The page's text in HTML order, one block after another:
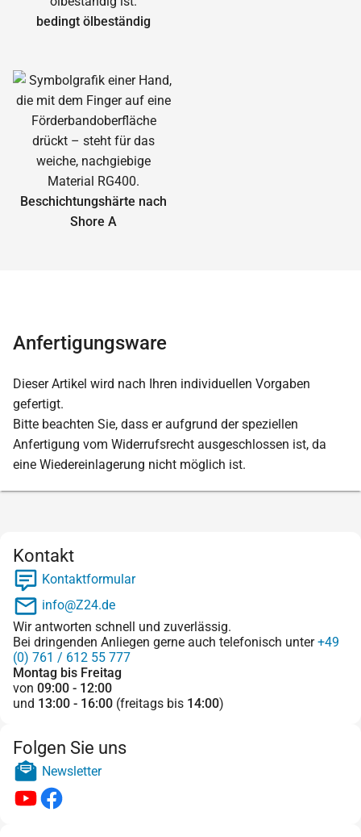
bedingt ölbeständig
Beschichtungshärte nach
Shore A
Anfertigungsware
Dieser Artikel wird nach Ihren individuellen Vorgaben
gefertigt.
Bitte beachten Sie, dass er aufgrund der speziellen
Anfertigung vom Widerrufsrecht ausgeschlossen ist, da
eine Wiedereinlagerung nicht möglich ist.
Kontakt
Kontaktformular
info@Z24.de
Wir antworten schnell und zuverlässig.
Bei dringenden Anliegen gerne auch telefonisch unter+49
(0) 761 / 612 55 777
Montag bis Freitag
von 09:00 - 12:00
und 13:00 - 16:00 (freitags bis 14:00)
Folgen Sie uns
Newsletter